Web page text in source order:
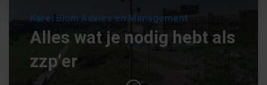
Karel Blom Advies en Management
Alles wat je nodig hebt als
zzp’er